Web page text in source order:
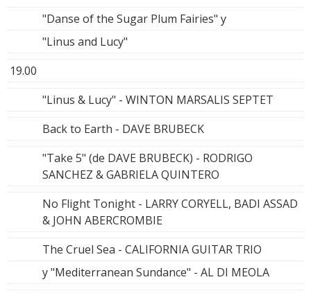
"Danse of the Sugar Plum Fairies" y
"Linus and Lucy"
19.00
"Linus & Lucy" - WINTON MARSALIS SEPTET
Back to Earth - DAVE BRUBECK
"Take 5" (de DAVE BRUBECK) - RODRIGO
SANCHEZ & GABRIELA QUINTERO
No Flight Tonight - LARRY CORYELL, BADI ASSAD
& JOHN ABERCROMBIE
The Cruel Sea - CALIFORNIA GUITAR TRIO
y "Mediterranean Sundance" - AL DI MEOLA